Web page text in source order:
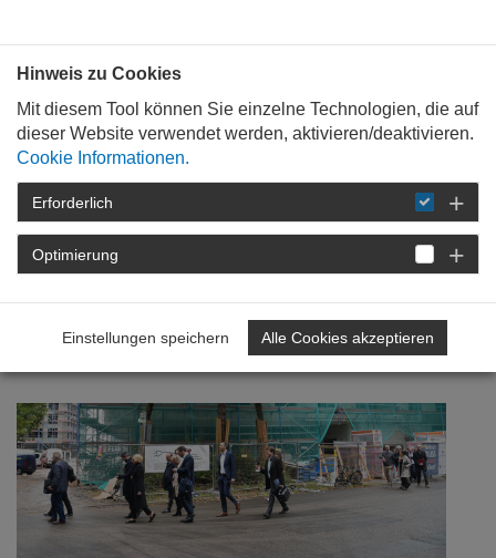
STARTSEITE DETAIL
I'm Walkin' - Fachreise
Wohnen 2021
Hinweis zu Cookies
Mit diesem Tool können Sie einzelne Technologien, die auf
dieser Website verwendet werden, aktivieren/deaktivieren.
Cookie Informationen.
Erforderlich
Optimierung
Einstellungen speichern Alle Cookies akzeptieren